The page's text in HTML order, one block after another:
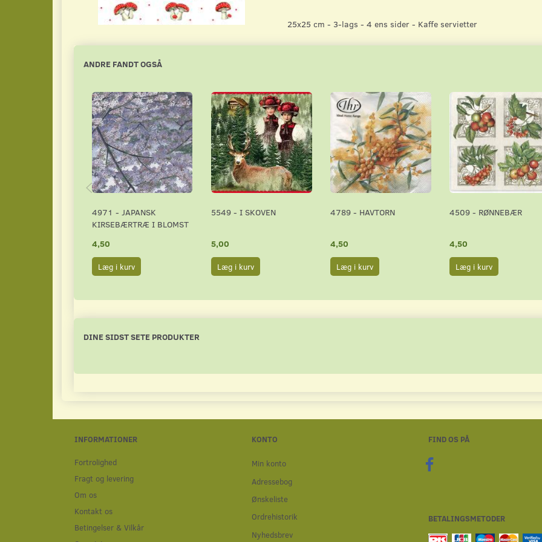
25x25 cm - 3-lags - 4 ens sider - Kaffe servietter
ANDRE FANDT OGSÅ
4971 - JAPANSK
KIRSEBÆRTRÆ I BLOMST
4,50
Læg i kurv
5549 - I SKOVEN
5,00
Læg i kurv
4789 - HAVTORN
4,50
Læg i kurv
4509 - RØNNEBÆR
4,50
Læg i kurv
DINE SIDST SETE PRODUKTER
INFORMATIONER
Fortrolighed
Fragt og levering
Om os
Kontakt os
Betingelser & Vilkår
KONTO
Min konto
Adressebog
Ønskeliste
Ordrehistorik
Nyhedsbrev
FIND OS PÅ
BETALINGSMETODER